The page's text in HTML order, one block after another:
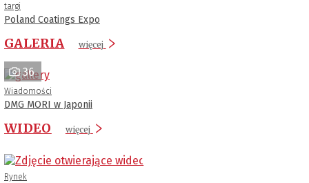
targi
Poland Coatings Expo
GALERIA więcej
36
Wiadomości
DMG MORI w Japonii
WIDEO więcej
Rynek